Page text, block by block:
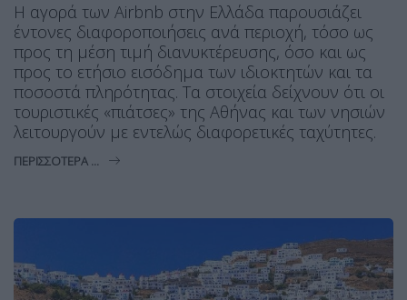
Η αγορά των Airbnb στην Ελλάδα παρουσιάζει
έντονες διαφοροποιήσεις ανά περιοχή, τόσο ως
προς τη μέση τιμή διανυκτέρευσης, όσο και ως
προς το ετήσιο εισόδημα των ιδιοκτητών και τα
ποσοστά πληρότητας. Τα στοιχεία δείχνουν ότι οι
τουριστικές «πιάτσες» της Αθήνας και των νησιών
λειτουργούν με εντελώς διαφορετικές ταχύτητες.
ΠΕΡΙΣΣΌΤΕΡΑ ...